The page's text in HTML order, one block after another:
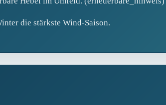
die stärkste Wind‑Saison.